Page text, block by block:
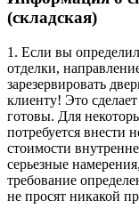
(складская)
1. Если вы
отделки,
зарезервировать
клиенту! Это
готовы. Для
потребуется внести
стоимости
серьезные
требование
не просят никакой